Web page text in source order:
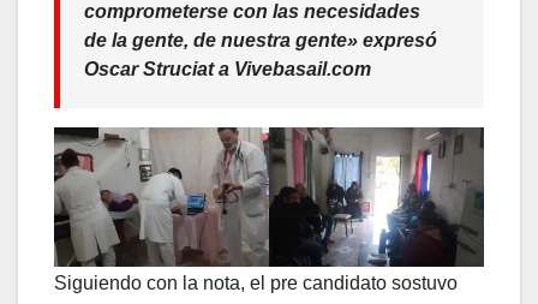
comprometerse con las necesidades
de la gente, de nuestra gente» expresó
Oscar Struciat a Vivebasail.com
Siguiendo con la nota, el pre candidato sostuvo